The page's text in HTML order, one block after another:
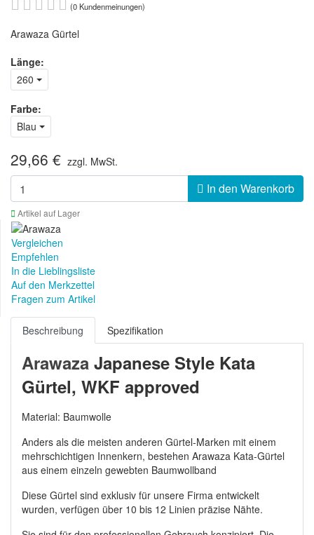
(0 Kundenmeinungen)
Arawaza Gürtel
Länge:
260
Farbe:
Blau
29,66 € zzgl. MwSt.
In den Warenkorb
Artikel auf Lager
Vergleichen
Empfehlen
In die Lieblingsliste
Auf den Merkzettel
Fragen zum Artikel
Beschreibung Spezifikation
Arawaza Japanese Style Kata
Gürtel, WKF approved
Material: Baumwolle
Anders als die meisten anderen Gürtel-Marken mit einem
mehrschichtigen Innenkern, bestehen Arawaza Kata-Gürtel
aus einem einzeln gewebten Baumwollband
Diese Gürtel sind exklusiv für unsere Firma entwickelt
wurden, verfügen über 10 bis 12 Linien präzise Nähte.